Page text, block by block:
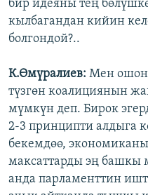
бир идеяны тең
кылбагандан кийин
болгондой?..
К.Өмүралиев: Мен
түзгөн коалициянын
мүмкүн деп. Бирок
2-3 принципти алдыга
бекемдөө,
максаттарды эң башкы
анда парламенттин